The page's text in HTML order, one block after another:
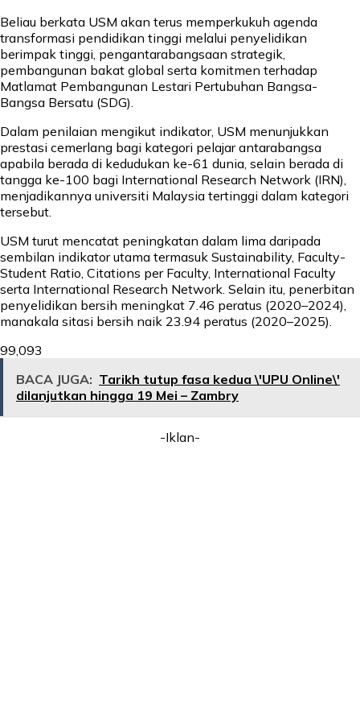
Beliau berkata USM akan terus memperkukuh agenda
transformasi pendidikan tinggi melalui penyelidikan
berimpak tinggi, pengantarabangsaan strategik,
pembangunan bakat global serta komitmen terhadap
Matlamat Pembangunan Lestari Pertubuhan Bangsa-
Bangsa Bersatu (SDG).
Dalam penilaian mengikut indikator, USM menunjukkan
prestasi cemerlang bagi kategori pelajar antarabangsa
apabila berada di kedudukan ke-61 dunia, selain berada di
tangga ke-100 bagi International Research Network (IRN),
menjadikannya universiti Malaysia tertinggi dalam kategori
tersebut.
USM turut mencatat peningkatan dalam lima daripada
sembilan indikator utama termasuk Sustainability, Faculty-
Student Ratio, Citations per Faculty, International Faculty
serta International Research Network. Selain itu, penerbitan
penyelidikan bersih meningkat 7.46 peratus (2020–2024),
manakala sitasi bersih naik 23.94 peratus (2020–2025).
99,093
BACA JUGA: Tarikh tutup fasa kedua \'UPU Online\'
dilanjutkan hingga 19 Mei – Zambry
-Iklan-